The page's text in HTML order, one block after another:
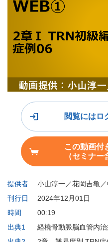
提供者
小山淳一／花岡吉亀
刊行日
2024年12月01日
時間
00:19
出典1
経橈骨動脈脳血管内
閲覧にはロ
この動画付
（セミナ